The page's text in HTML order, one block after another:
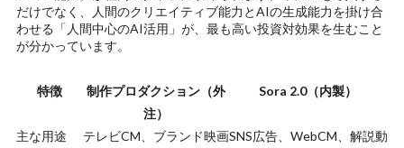
だけでなく、人間のクリエイティブ能力とAIの生成能力を掛け合
わせる「人間中心のAI活用」が、最も高い投資対効果を生むこと
が分かっています。
特徴
制作プロダクション（外
注）
Sora 2.0（内製）
主な用途 テレビCM、ブランド映画SNS広告、WebCM、解説動